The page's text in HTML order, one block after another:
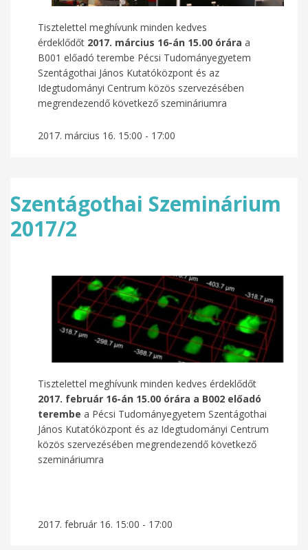
Tisztelettel meghívunk minden kedves
érdeklődőt 2017. március 16-án 15.00 órára a
B001 előadó terembe Pécsi Tudományegyetem
Szentágothai János Kutatóközpont és az
Idegtudományi Centrum közös szervezésében
megrendezendő következő szemináriumra
2017. március 16. 15:00 - 17:00
Szentágothai Szeminárium
2017/2
Tisztelettel meghívunk minden kedves érdeklődőt
2017. február 16-án 15.00 órára a B002 előadó
terembe a Pécsi Tudományegyetem Szentágothai
János Kutatóközpont és az Idegtudományi Centrum
közös szervezésében megrendezendő következő
szemináriumra
2017. február 16. 15:00 - 17:00